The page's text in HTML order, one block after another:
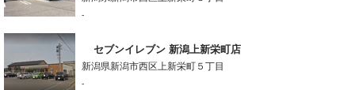
-
セブンイレブン 新潟上新栄町店
新潟県新潟市西区上新栄町５丁目
-